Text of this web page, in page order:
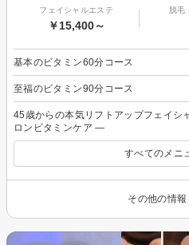
フェイシャルエステ
￥15,400～
脱毛
基本のビタミン60分コース
至福のビタミン90分コース
45歳からの本気リフトアップフェイ
ロンビタミンケア ―
すべてのメニ
その他の情